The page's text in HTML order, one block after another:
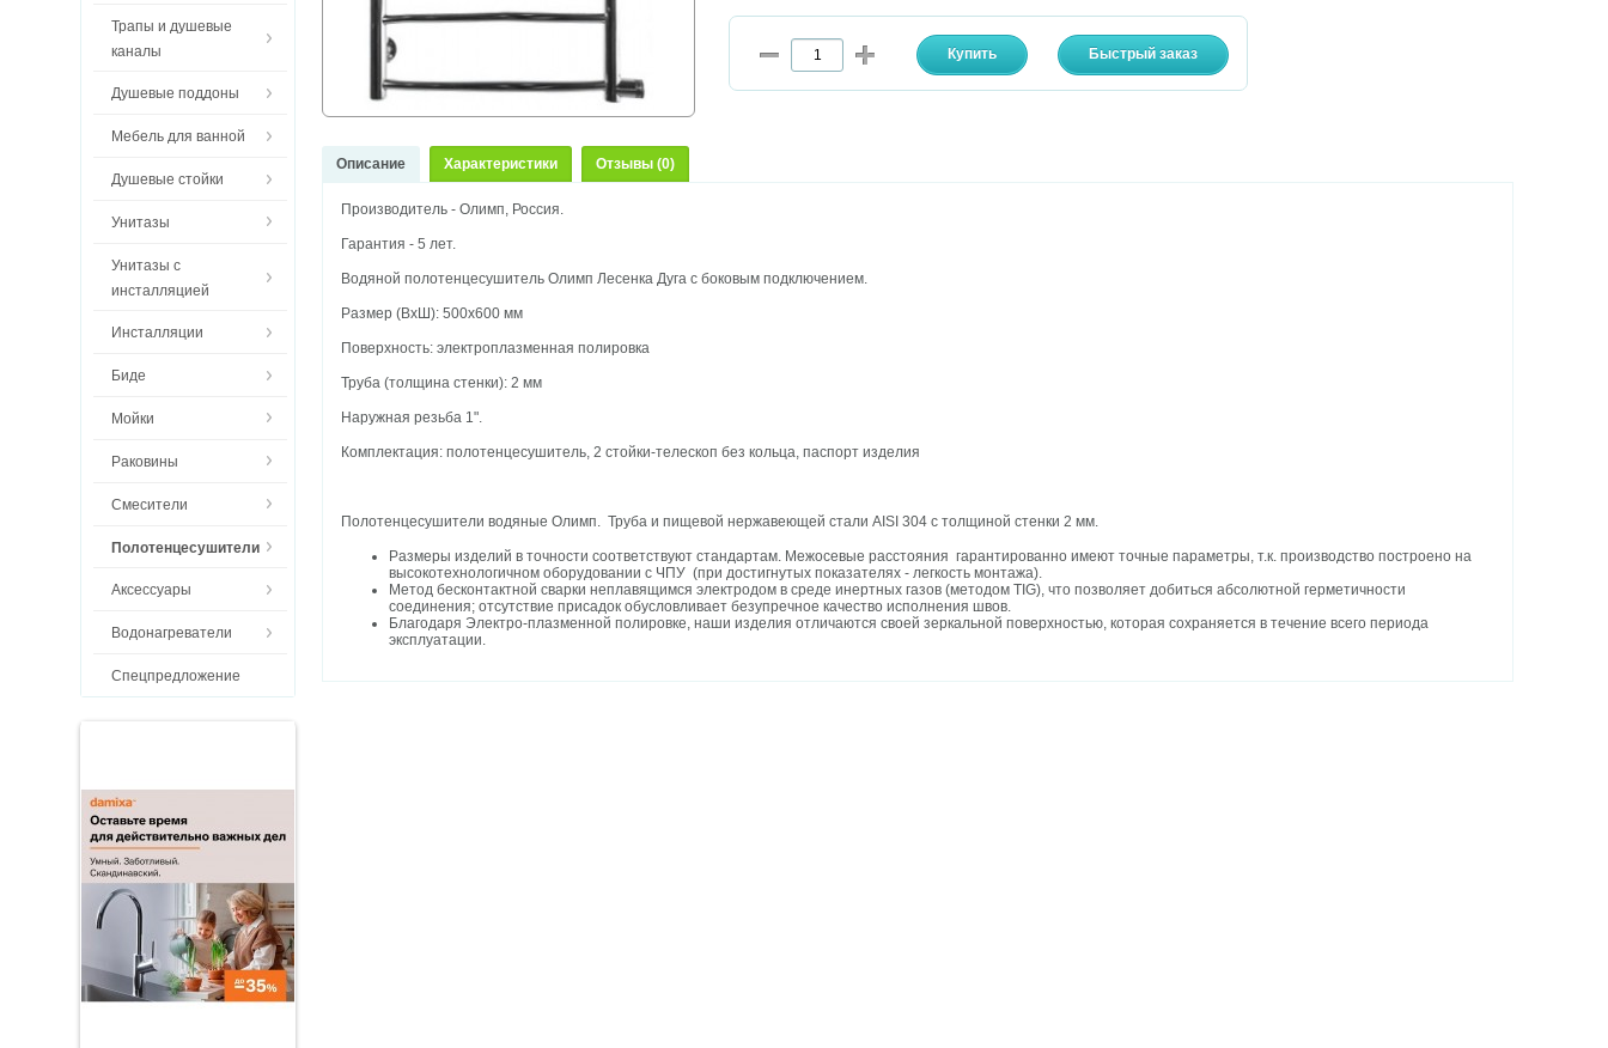
Трапы и душевые
каналы
Душевые поддоны
Мебель для ванной
Душевые стойки
Унитазы
Унитазы с
инсталляцией
Инсталляции
Биде
Мойки
Раковины
Смесители
Полотенцесушители
Аксессуары
Водонагреватели
Спецпредложение
Описание Характеристики Отзывы (0)
Производитель - Олимп, Россия.
Гарантия - 5 лет.
Водяной полотенцесушитель Олимп Лесенка Дуга с боковым подключением.
Размер (ВхШ): 500х600 мм
Поверхность: электроплазменная полировка
Труба (толщина стенки): 2 мм
Наружная резьба 1".
Комплектация: полотенцесушитель, 2 стойки-телескоп без кольца, паспорт изделия
Полотенцесушители водяные Олимп. Труба и пищевой нержавеющей стали AISI 304 с толщиной стенки 2 мм.
Размеры изделий в точности соответствуют стандартам. Межосевые расстояния гарантированно имеют точные параметры, т.к. производство построено на
высокотехнологичном оборудовании с ЧПУ (при достигнутых показателях - легкость монтажа).
Метод бесконтактной сварки неплавящимся электродом в среде инертных газов (методом TIG), что позволяет добиться абсолютной герметичности
соединения; отсутствие присадок обусловливает безупречное качество исполнения швов.
Благодаря Электро-плазменной полировке, наши изделия отличаются своей зеркальной поверхностью, которая сохраняется в течение всего периода
эксплуатации.